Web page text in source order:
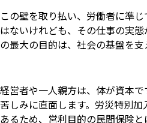
この壁を取り払い、労働者に準
はないけれども、その仕事の実
の最大の目的は、社会の基盤を
経営者や一人親方は、体が資本
苦しみに直面します。労災特別
あるため、営利目的の民間保険